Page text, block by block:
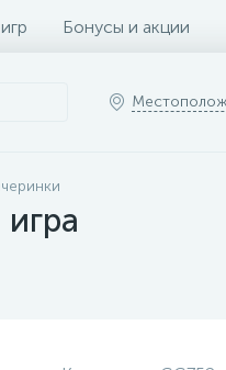
Бонусы и акции